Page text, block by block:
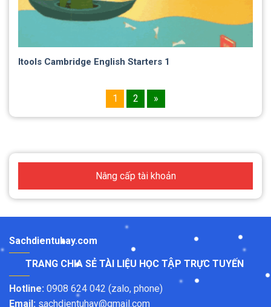
Itools Cambridge English Starters 1
1 2 »
Nâng cấp tài khoản
Sachdientuhay.com
TRANG CHIA SẺ TÀI LIỆU HỌC TẬP TRỰC TUYẾN
Hotline: 0908 624 042 (zalo, phone)
Email: sachdientuhay@gmail.com